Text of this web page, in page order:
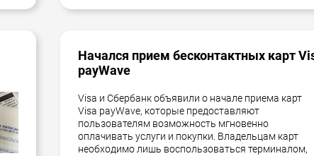
Начался прием бесконтактных карт
payWave
Visa и Сбербанк объявили о начале приема карт
Visa payWave, которые предоставляют
пользователям возможность мгновенно
оплачивать услуги и покупки. Владельцам карт
необходимо лишь воспользоваться терминалом,